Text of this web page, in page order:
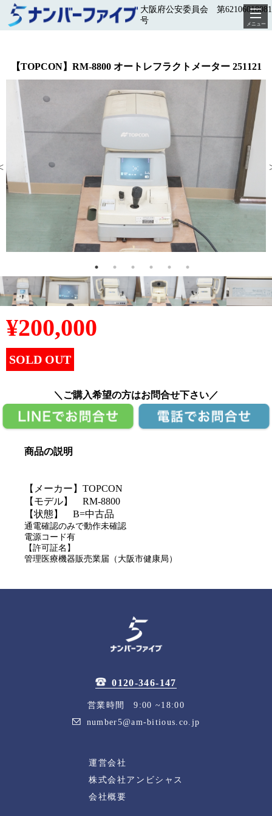
大阪府公安委員会 第
号
メニュー
【TOPCON】RM-8800 オートレフラクトメーター 251121
¥200,000
SOLD OUT
＼ご購入希望の方はお問合せ下さい／
商品の説明
【メーカー】TOPCON
【モデル】 RM-8800
【状態】 B=中古品
通電確認のみで動作未確認
電源コード有
【許可証名】
管理医療機器販売業届（大阪市健康局）
0120-346-147
営業時間 9:00 ~18:00
number5@am-bitious.co.jp
運営会社
株式会社アンビシャス
会社概要